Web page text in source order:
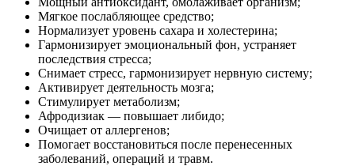
Мягкое послабляющее средство;
Нормализует уровень сахара и холестерина;
Гармонизирует эмоциональный фон, устраняет
последствия стресса;
Снимает стресс, гармонизирует нервную систему;
Активирует деятельность мозга;
Стимулирует метаболизм;
Афродизиак — повышает либидо;
Очищает от аллергенов;
Помогает восстановиться после перенесенных
заболеваний, операций и травм.